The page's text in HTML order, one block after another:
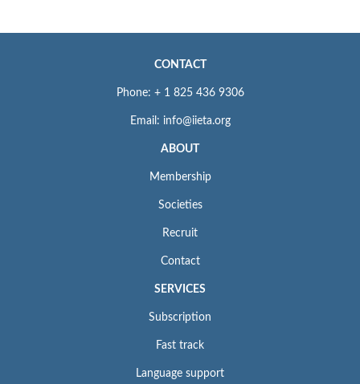
CONTACT
Phone: + 1 825 436 9306
Email: info@iieta.org
ABOUT
Membership
Societies
Recruit
Contact
SERVICES
Subscription
Fast track
Language support